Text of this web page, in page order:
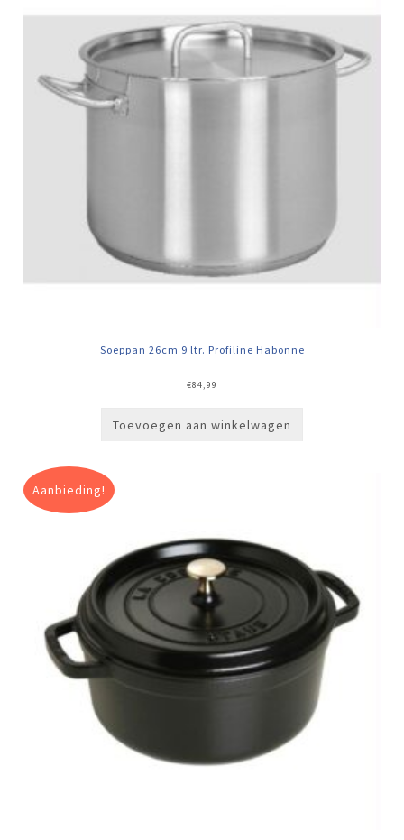
Soeppan 26cm 9 ltr. Profiline Habonne
€84,99
Toevoegen aan winkelwagen
Aanbieding!